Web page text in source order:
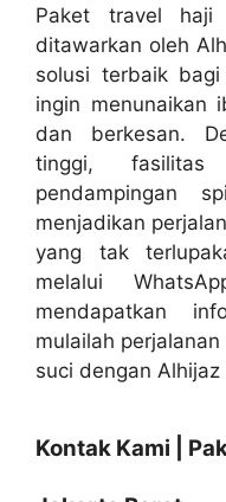
Paket travel
ditawarkan oleh
solusi terbaik
ingin menunaikan
dan berkesan.
tinggi,
pendampingan
menjadikan
yang tak
melalui
mendapatkan
mulailah
suci dengan
Kontak Kami |